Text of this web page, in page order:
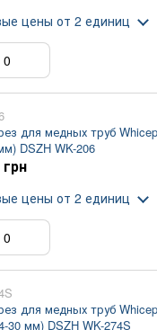
цены от 2 единиц
для медных труб
DSZH WK-206
цены от 2 единиц
для медных труб
30 мм) DSZH WK-274S